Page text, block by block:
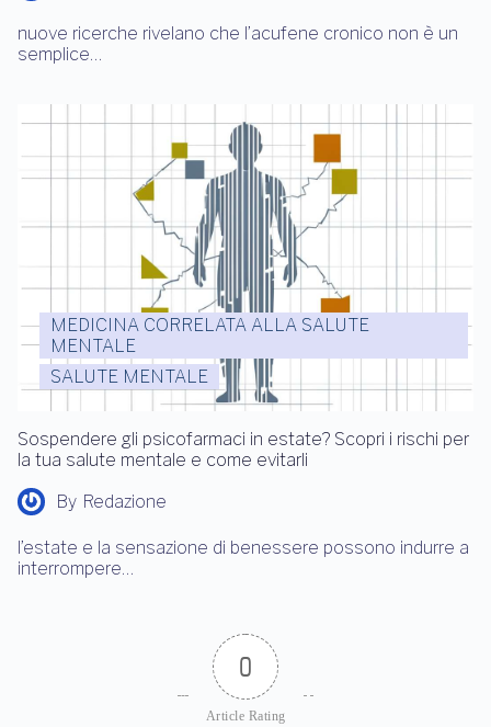
nuove ricerche rivelano che l’acufene cronico non è un
semplice…
MEDICINA CORRELATA ALLA SALUTE
MENTALE
SALUTE MENTALE
Sospendere gli psicofarmaci in estate? Scopri i rischi per
la tua salute mentale e come evitarli
By Redazione
l’estate e la sensazione di benessere possono indurre a
interrompere…
0
Article Rating